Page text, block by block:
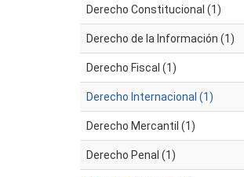
Derecho Constitucional (1)
Derecho de la Información (1)
Derecho Fiscal (1)
Derecho Internacional (1)
Derecho Mercantil (1)
Derecho Penal (1)